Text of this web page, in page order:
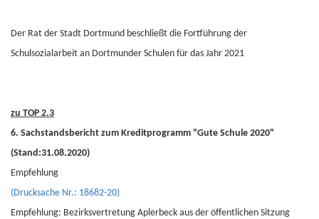
Der Rat der Stadt Dortmund beschließt die Fortführung der
Schulsozialarbeit an Dortmunder Schulen für das Jahr 2021
zu TOP 2.3
6. Sachstandsbericht zum Kreditprogramm "Gute Schule 2020"
(Stand:31.08.2020)
Empfehlung
(Drucksache Nr.: 18682-20)
Empfehlung: Bezirksvertretung Aplerbeck aus der öffentlichen Sitzung